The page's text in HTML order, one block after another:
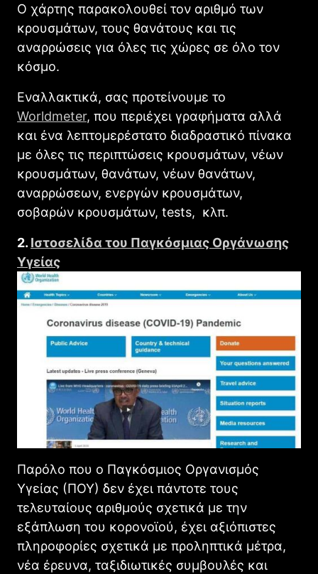
Ο χάρτης παρακολουθεί τον αριθμό των
κρουσμάτων, τους θανάτους και τις
αναρρώσεις για όλες τις χώρες σε όλο τον
κόσμο.
Εναλλακτικά, σας προτείνουμε το
Worldmeter, που περιέχει γραφήματα αλλά
και ένα λεπτομερέστατο διαδραστικό πίνακα
με όλες τις περιπτώσεις κρουσμάτων, νέων
κρουσμάτων, θανάτων, νέων θανάτων,
αναρρώσεων, ενεργών κρουσμάτων,
σοβαρών κρουσμάτων, tests, κλπ.
2. Ιστοσελίδα του Παγκόσμιας Οργάνωσης
Υγείας
Παρόλο που ο Παγκόσμιος Οργανισμός
Υγείας (ΠΟΥ) δεν έχει πάντοτε τους
τελευταίους αριθμούς σχετικά με την
εξάπλωση του κορονοϊού, έχει αξιόπιστες
πληροφορίες σχετικά με προληπτικά μέτρα,
νέα έρευνα, ταξιδιωτικές συμβουλές και